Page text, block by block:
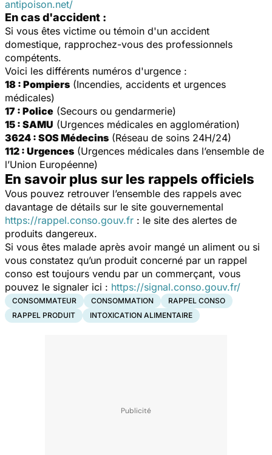
antipoison.net/
En cas d'accident :
Si vous êtes victime ou témoin d'un accident
domestique, rapprochez-vous des professionnels
compétents.
Voici les différents numéros d'urgence :
18 : Pompiers (Incendies, accidents et urgences
médicales)
17 : Police (Secours ou gendarmerie)
15 : SAMU (Urgences médicales en agglomération)
3624 : SOS Médecins (Réseau de soins 24H/24)
112 : Urgences (Urgences médicales dans l’ensemble de
l’Union Européenne)
En savoir plus sur les rappels officiels
Vous pouvez retrouver l’ensemble des rappels avec
davantage de détails sur le site gouvernemental
https://rappel.conso.gouv.fr : le site des alertes de
produits dangereux.
Si vous êtes malade après avoir mangé un aliment ou si
vous constatez qu’un produit concerné par un rappel
conso est toujours vendu par un commerçant, vous
pouvez le signaler ici : https://signal.conso.gouv.fr/
CONSOMMATEUR CONSOMMATION
RAPPEL CONSO
RAPPEL PRODUIT
INTOXICATION ALIMENTAIRE